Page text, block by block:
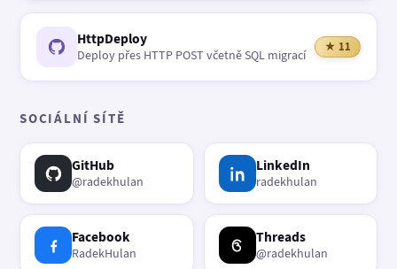
HttpDeploy
Deploy přes HTTP POST včetně SQL migrací
★ 11
SOCIÁLNÍ SÍTĚ
GitHub
@radekhulan
LinkedIn
radekhulan
Facebook
RadekHulan
Threads
@radekhulan